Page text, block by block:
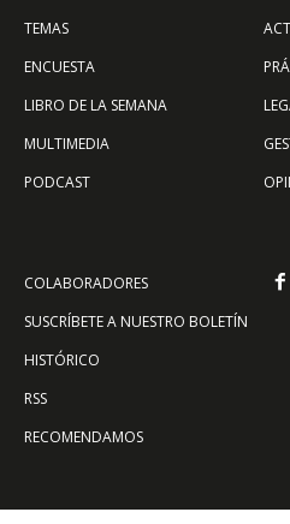
TEMAS
ENCUESTA
LIBRO DE LA SEMANA
MULTIMEDIA
PODCAST
COLABORADORES
SUSCRÍBETE A NUESTRO BOLETÍN
HISTÓRICO
RSS
RECOMENDAMOS